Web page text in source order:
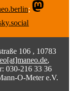
;
106 , 10783
,
030-216 33 36
O-Meter e.V.